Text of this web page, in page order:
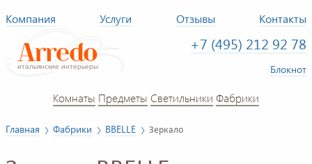
Компания Услуги Отзывы Контакты
+7 (495) 212 92 78
Блокнот
Комнаты Предметы Светильники Фабрики
Главная Фабрики BBELLE Зеркало